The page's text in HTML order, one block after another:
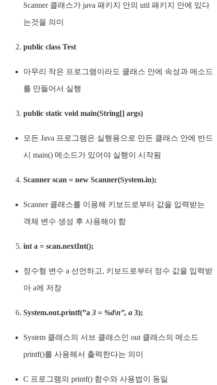
Scanner 클래스가 java 패키지 안의 util 패키지 안에 있다
는것을 의미
public class Test
아무리 작은 프로그램이라도 클래스 안에 속성과 메소드
를 만들어서 실행
public static void main(String[] args)
모든 Java 프로그램은 실행용으로 만든 클래스 안에 반드
시 main() 메소드가 있어야 실행이 시작됨
Scanner scan = new Scanner(System.in);
Scanner 클래스를 이용해 키보드로부터 값을 입력받는
객체 변수 생성 후 사용해야 함
int a = scan.nextInt();
정수형 변수 a 선언하고, 키보드로부터 정수 값을 입력받
아 a에 저장
System.out.printf(”a 3 = %d\n”, a 3);
System 클래스의 서브 클래스인 out 클래스의 메소드
printf()를 사용해서 출력한다는 의미
C 프로그램의 printf() 함수와 사용법이 동일